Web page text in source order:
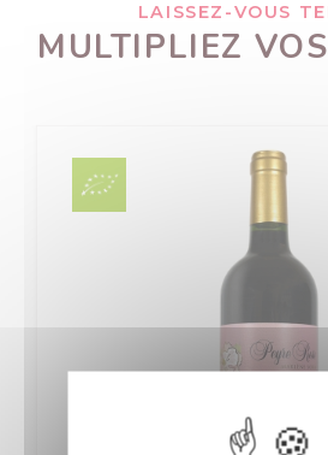
LAISSEZ-VOUS
MULTIPLIEZ